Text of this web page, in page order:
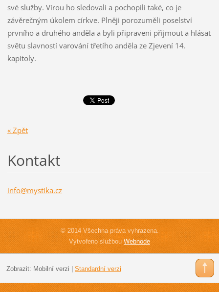
své služby. Vírou ho sledovali a pochopili také, co je
závěrečným úkolem církve. Plněji porozuměli poselství
prvního a druhého anděla a byli připraveni přijmout a hlásat
světu slavností varování třetího anděla ze Zjevení 14.
kapitoly.
« Zpět
Kontakt
info@mystika.cz
© 2014 Všechna práva vyhrazena.
Vytvořeno službouWebnode
Zobrazit: Mobilní verzi | Standardní verzi